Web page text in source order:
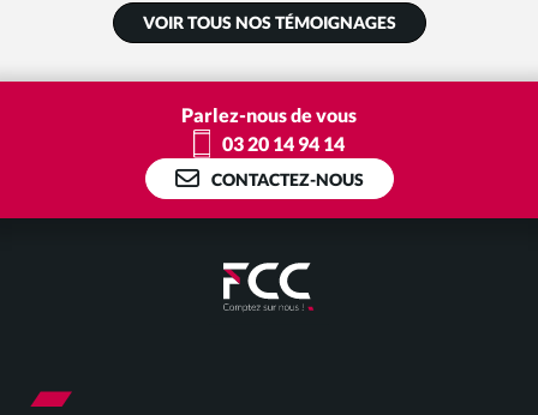
VOIR TOUS NOS TÉMOIGNAGES
Parlez-nous de vous
03 20 14 94 14
CONTACTEZ-NOUS